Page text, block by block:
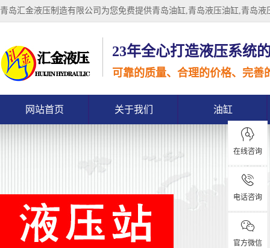
青岛汇金液压制造有限公司为您免费提供青岛油缸,青岛液压油缸,青岛液
23年全心打造液压系统
可靠的质量、合理的价格、完善
网站首页 关于我们 油缸
在线咨询
电话咨询
官方微信